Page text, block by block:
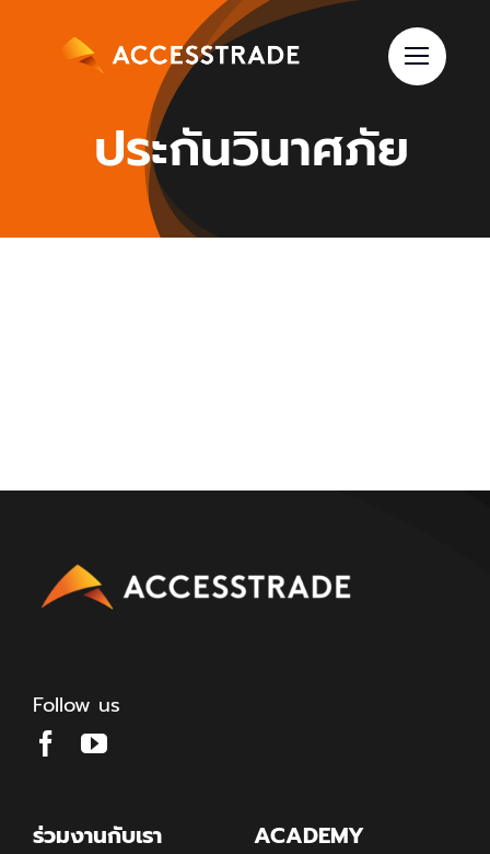
ประกันวินาศภัย
Follow us
ร่วมงานกับเรา ACADEMY